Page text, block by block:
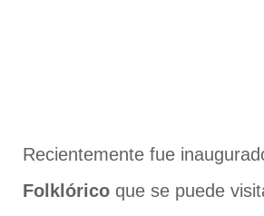
Recientemente fue
Folklórico que se puede